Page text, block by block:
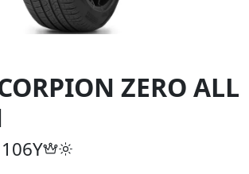
ZERO ALL
106Y